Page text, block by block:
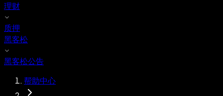
理财
质押
黑客松
黑客松公告
帮助中心